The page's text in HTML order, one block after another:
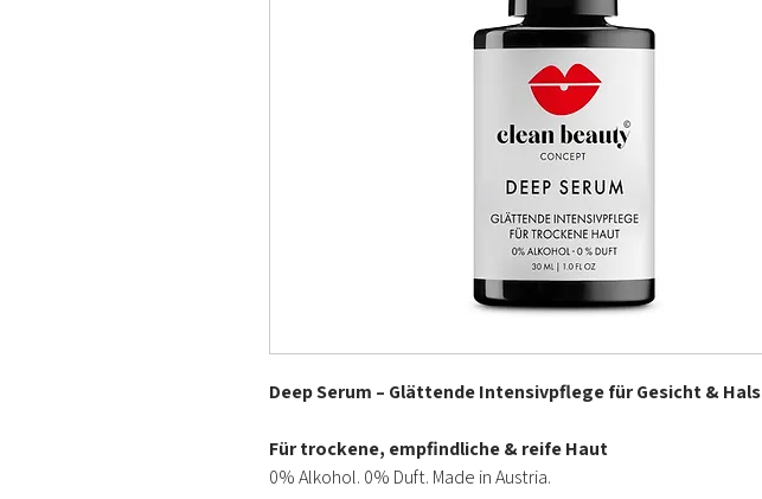
Deep Serum – Glättende Intensivpflege für Gesicht & Hals
Für trockene, empfindliche & reife Haut
0% Alkohol. 0% Duft. Made in Austria.